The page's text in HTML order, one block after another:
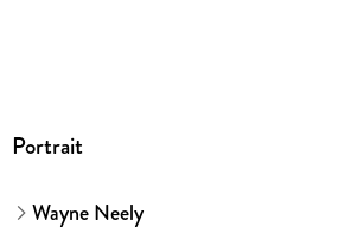
Portrait
Wayne Neely